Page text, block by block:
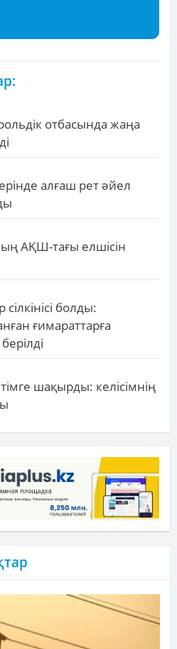
отбасында жаңа
алғаш рет әйел
АҚШ-тағы елшісін
болды:
ғимараттарға
шақырды: келісімнің